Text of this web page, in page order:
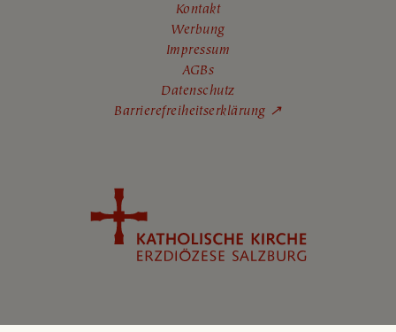
Kontakt
Werbung
Impressum
AGBs
Datenschutz
Barrierefreiheitserklärung ↗